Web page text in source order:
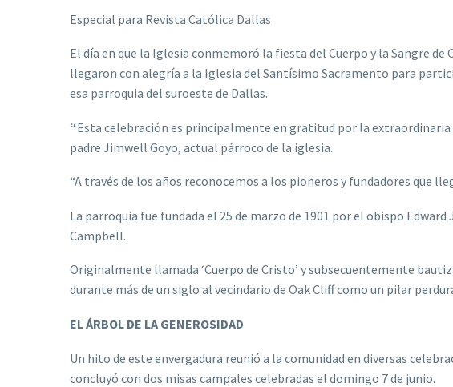
Especial para Revista Católica Dallas
El día en que la Iglesia conmemoró la fiesta del Cuerpo y la Sangre
llegaron con alegría a la Iglesia del Santísimo Sacramento para
esa parroquia del suroeste de Dallas.
“Esta celebración es principalmente en gratitud por la
padre Jimwell Goyo, actual párroco de la iglesia.
“A través de los años reconocemos a los pioneros y fundadores que
La parroquia fue fundada el 25 de marzo de 1901 por el obispo
Campbell.
Originalmente llamada ‘Cuerpo de Cristo’ y subsecuentemente
durante más de un siglo al vecindario de Oak Cliff como un pilar
EL ÁRBOL DE LA GENEROSIDAD
Un hito de este envergadura reunió a la comunidad en diversas
concluyó con dos misas campales celebradas el domingo 7 de junio.